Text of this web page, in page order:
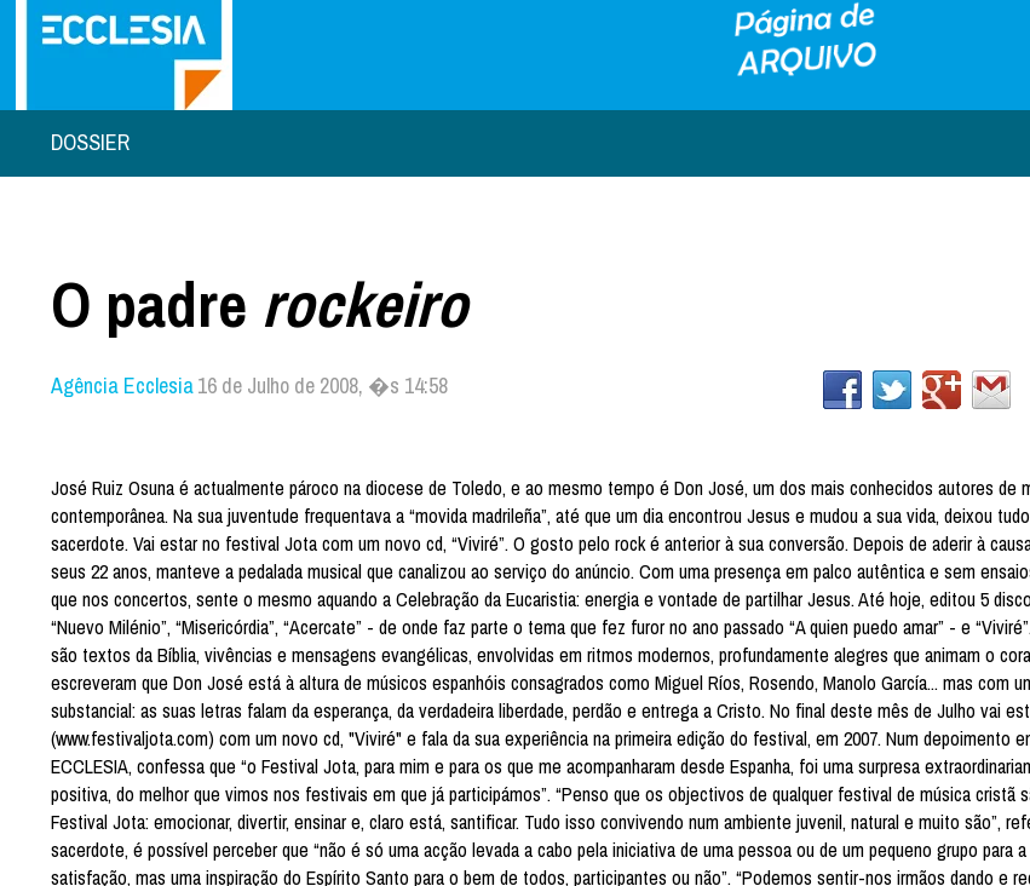
DOSSIER
O padre rockeiro
Agência Ecclesia16 de Julho de 2008, �s 14:58
José Ruiz Osuna é actualmente pároco na diocese de Toledo, e ao mesmo tempo é Don José, um dos mais conhecidos autores de
contemporânea. Na sua juventude frequentava a “movida madrileña”, até que um dia encontrou Jesus e mudou a sua vida, deixou
sacerdote. Vai estar no festival Jota com um novo cd, “Viviré”. O gosto pelo rock é anterior à sua conversão. Depois de aderir à
seus 22 anos, manteve a pedalada musical que canalizou ao serviço do anúncio. Com uma presença em palco autêntica e sem
que nos concertos, sente o mesmo aquando a Celebração da Eucaristia: energia e vontade de partilhar Jesus. Até hoje, editou 5
“Nuevo Milénio”, “Misericórdia”, “Acercate” - de onde faz parte o tema que fez furor no ano passado “A quien puedo amar” - e
são textos da Bíblia, vivências e mensagens evangélicas, envolvidas em ritmos modernos, profundamente alegres que animam o
escreveram que Don José está à altura de músicos espanhóis consagrados como Miguel Ríos, Rosendo, Manolo García... mas com
substancial: as suas letras falam da esperança, da verdadeira liberdade, perdão e entrega a Cristo. No final deste mês de Julho vai
(www.festivaljota.com) com um novo cd, "Viviré" e fala da sua experiência na primeira edição do festival, em 2007. Num depoimento
ECCLESIA, confessa que “o Festival Jota, para mim e para os que me acompanharam desde Espanha, foi uma surpresa
positiva, do melhor que vimos nos festivais em que já participámos”. “Penso que os objectivos de qualquer festival de música cristã
Festival Jota: emocionar, divertir, ensinar e, claro está, santificar. Tudo isso convivendo num ambiente juvenil, natural e muito são”,
sacerdote, é possível perceber que “não é só uma acção levada a cabo pela iniciativa de uma pessoa ou de um pequeno grupo para
satisfação, mas uma inspiração do Espírito Santo para o bem de todos, participantes ou não”. “Podemos sentir-nos irmãos dando e